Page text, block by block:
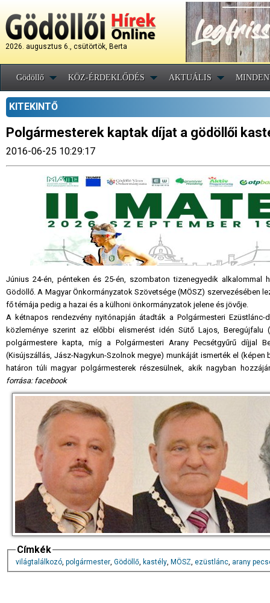
2026. augusztus 6., csütörtök, Berta
Gödöllő KÖZ-ÉRDEKLŐDÉS AKTUÁLIS
KITEKINTŐ
Polgármesterek kaptak díjat a gödöllői
2016-06-25 10:29:17
Június 24-én, pénteken és 25-én, szombaton tizenegyedik alkalommal
Gödöllő. A Magyar Önkormányzatok Szövetsége (MÖSZ) szervezésében
fő témája pedig a hazai és a külhoni önkormányzatok jelene és jövője.
A kétnapos rendezvény nyitónapján átadták a Polgármesteri
közleménye szerint az előbbi elismerést idén Sütő Lajos,
polgármestere kapta, míg a Polgármesteri Arany Pecsétgyűrű díjjal
(Kisújszállás, Jász-Nagykun-Szolnok megye) munkáját ismerték el
határon túli magyar polgármesterek részesülnek, akik nagyban
forrása: facebook
Címkék
világtalálkozó, polgármester, Gödöllő, kastély, MÖSZ, ezüstlánc, arany